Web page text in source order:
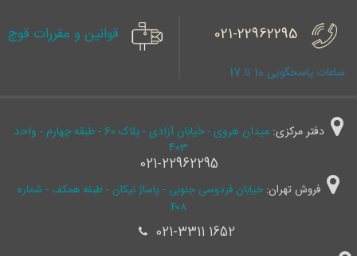
021-22962295
ساعات پاسخگویی 10 تا 17
قوانین و مقررات قوچ
دفتر مرکزی:
میدان هروی - خیابان آزادی - پلاک 60 - طبقه چهارم - واحد
403
021-22962295
فروش تهران: خیابان فردوسی جنوبی - پاساژ نیکان - طبقه همکف - شماره
۴۰۸
021-3311 1652